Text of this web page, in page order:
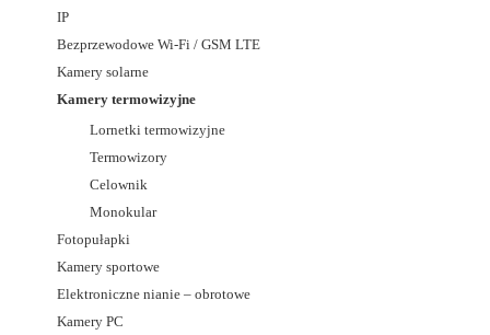
IP
Bezprzewodowe Wi-Fi / GSM LTE
Kamery solarne
Kamery termowizyjne
Lornetki termowizyjne
Termowizory
Celownik
Monokular
Fotopułapki
Kamery sportowe
Elektroniczne nianie – obrotowe
Kamery PC